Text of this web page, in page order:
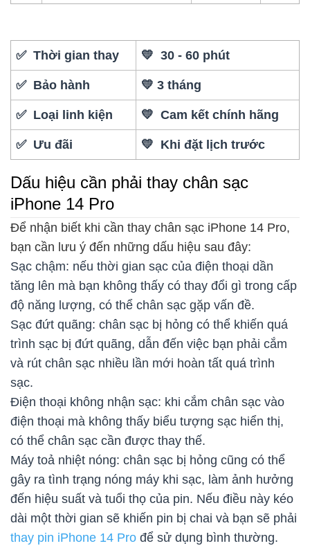
✅ Thời gian thay 💛 30 - 60 phút
✅ Bảo hành 💛 3 tháng
✅ Loại linh kiện 💛 Cam kết chính hãng
✅ Ưu đãi 💛 Khi đặt lịch trước
Dấu hiệu cần phải thay chân sạc
iPhone 14 Pro
Để nhận biết khi cần thay chân sạc iPhone 14 Pro,
bạn cần lưu ý đến những dấu hiệu sau đây:
Sạc chậm: nếu thời gian sạc của điện thoại dần
tăng lên mà bạn không thấy có thay đổi gì trong cấp
độ năng lượng, có thể chân sạc gặp vấn đề.
Sạc đứt quãng: chân sạc bị hỏng có thể khiến quá
trình sạc bị đứt quãng, dẫn đến việc bạn phải cắm
và rút chân sạc nhiều lần mới hoàn tất quá trình
sạc.
Điện thoại không nhận sạc: khi cắm chân sạc vào
điện thoại mà không thấy biểu tượng sạc hiển thị,
có thể chân sạc cần được thay thế.
Máy toả nhiệt nóng: chân sạc bị hỏng cũng có thể
gây ra tình trạng nóng máy khi sạc, làm ảnh hưởng
đến hiệu suất và tuổi thọ của pin. Nếu điều này kéo
dài một thời gian sẽ khiến pin bị chai và bạn sẽ phải
thay pin iPhone 14 Pro để sử dụng bình thường.